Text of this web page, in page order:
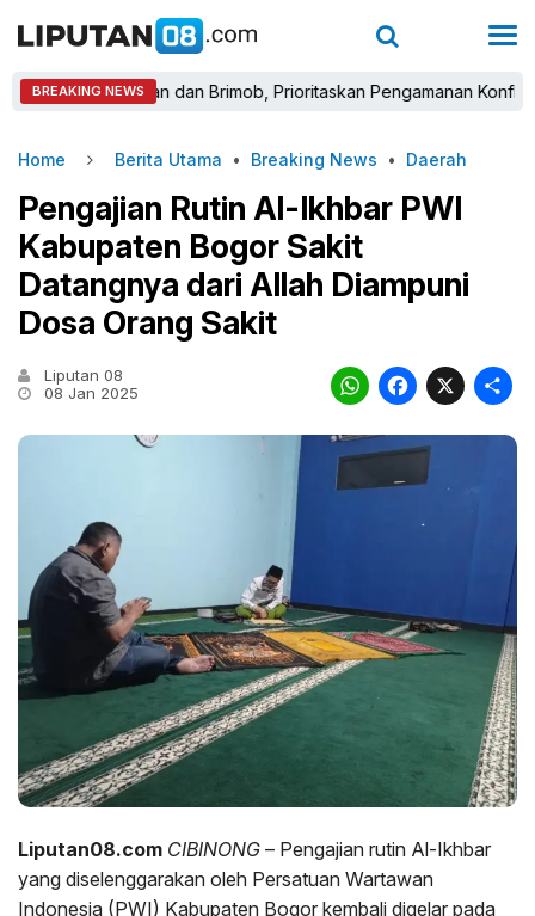
BREAKING NEWSdan Brimob, Prioritaskan Pengamanan Konflik Lahan
Home Berita Utama • Breaking News • Daerah
Pengajian Rutin Al-Ikhbar PWI
Kabupaten Bogor Sakit
Datangnya dari Allah Diampuni
Dosa Orang Sakit
Liputan 08
08 Jan 2025
X
Liputan08.com CIBINONG – Pengajian rutin Al-Ikhbar
yang diselenggarakan oleh Persatuan Wartawan
Indonesia (PWI) Kabupaten Bogor kembali digelar pada